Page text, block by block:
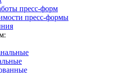
пресс-форм
пресс-формы